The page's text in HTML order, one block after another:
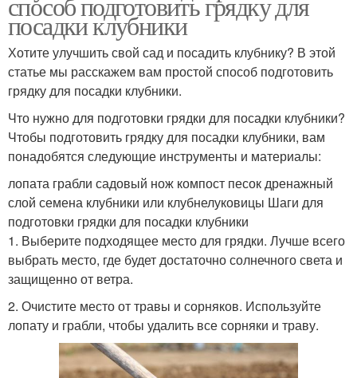
посадки клубники
Хотите улучшить свой сад и посадить клубнику? В этой
статье мы расскажем вам простой способ подготовить
грядку для посадки клубники.
Что нужно для подготовки грядки для посадки клубники?
Чтобы подготовить грядку для посадки клубники, вам
понадобятся следующие инструменты и материалы:
лопата грабли садовый нож компост песок дренажный
слой семена клубники или клубнелуковицы Шаги для
подготовки грядки для посадки клубники
1. Выберите подходящее место для грядки. Лучше всего
выбрать место, где будет достаточно солнечного света и
защищенно от ветра.
2. Очистите место от травы и сорняков. Используйте
лопату и грабли, чтобы удалить все сорняки и траву.